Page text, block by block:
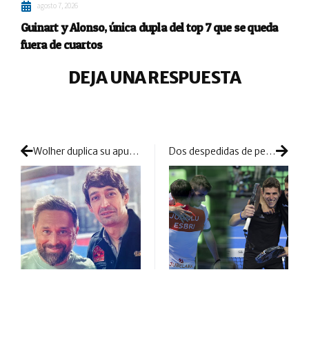
agosto 7, 2026
Guinart y Alonso, única dupla del top 7 que se queda
fuera de cuartos
DEJA UNA RESPUESTA
Wolher duplica su apuesta en el pádel: doble fichaje de renombre con Mati Díaz y Juan Cruz Belluati Dos despedidas de pesos pesados a las primeras de cambio en Riad